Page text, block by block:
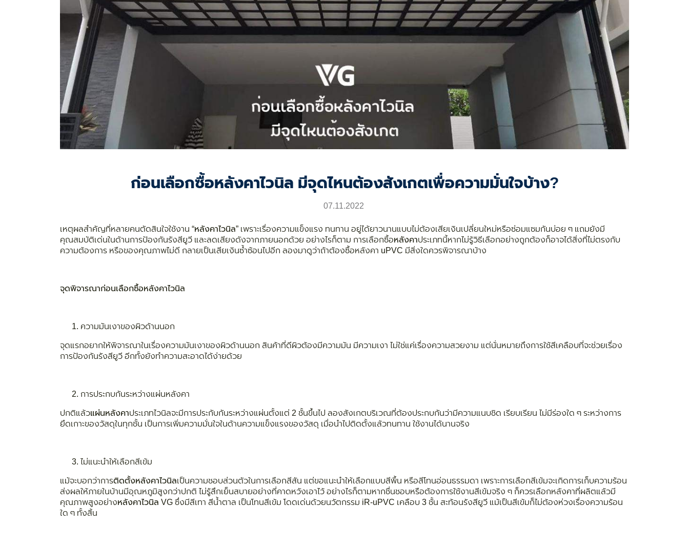
ก่อนเลือกซื้อหลังคาไวนิล มีจุดไหนต้องสังเกตเพื่อความมั่นใจบ้าง?
07.11.2022
เหตุผลสำคัญที่หลายคนตัดสินใจใช้งาน “หลังคาไวนิล” เพราะเรื่องความแข็งแรง ทนทาน อยู่ได้ยาวนานแบบไม่ต้องเสียเงินเปลี่ยนใหม่หรือซ่อมแซมกันบ่อย ๆ แถมยังมี
คุณสมบัติเด่นในด้านการป้องกันรังสียูวี และลดเสียงดังจากภายนอกด้วย อย่างไรก็ตาม การเลือกซื้อหลังคาประเภทนี้หากไม่รู้วิธีเลือกอย่างถูกต้องก็อาจได้สิ่งที่ไม่ตรงกับ
ความต้องการ หรือของคุณภาพไม่ดี กลายเป็นเสียเงินซ้ำซ้อนไปอีก ลองมาดูว่าถ้าต้องซื้อหลังคา uPVC มีสิ่งใดควรพิจารณาบ้าง
จุดพิจารณาก่อนเลือกซื้อหลังคาไวนิล
ความมันเงาของผิวด้านนอก
จุดแรกอยากให้พิจารณาในเรื่องความมันเงาของผิวด้านนอก สินค้าที่ดีผิวต้องมีความมัน มีความเงา ไม่ใช่แค่เรื่องความสวยงาม แต่นั่นหมายถึงการใช้สีเคลือบที่จะช่วยเรื่อง
การป้องกันรังสียูวี อีกทั้งยังทำความสะอาดได้ง่ายด้วย
การประกบกันระหว่างแผ่นหลังคา
ปกติแล้วแผ่นหลังคาประเภทไวนิลจะมีการประกับกันระหว่างแผ่นตั้งแต่ 2 ชั้นขึ้นไป ลองสังเกตบริเวณที่ต้องประกบกันว่ามีความแนบชิด เรียบเรียน ไม่มีร่องใด ๆ ระหว่างการ
ยึดเกาะของวัสดุในทุกชั้น เป็นการเพิ่มความมั่นใจในด้านความแข็งแรงของวัสดุ เมื่อนำไปติดตั้งแล้วทนทาน ใช้งานได้นานจริง
ไม่แนะนำให้เลือกสีเข้ม
แม้จะบอกว่าการติดตั้งหลังคาไวนิลเป็นความชอบส่วนตัวในการเลือกสีสัน แต่ขอแนะนำให้เลือกแบบสีพื้น หรือสีโทนอ่อนธรรมดา เพราะการเลือกสีเข้มจะเกิดการเก็บความร้อน
ส่งผลให้ภายในบ้านมีอุณหภูมิสูงกว่าปกติ ไม่รู้สึกเย็นสบายอย่างที่คาดหวังเอาไว้ อย่างไรก็ตามหากชื่นชอบหรือต้องการใช้งานสีเข้มจริง ๆ ก็ควรเลือกหลังคาที่ผลิตแล้วมี
คุณภาพสูงอย่างหลังคาไวนิล VG ซึ่งมีสีเทา สีน้ำตาล เป็นโทนสีเข้ม โดดเด่นด้วยนวัตกรรม iR-uPVC เคลือบ 3 ชั้น สะท้อนรังสียูวี แม้เป็นสีเข้มก็ไม่ต้องห่วงเรื่องความร้อน
ใด ๆ ทั้งสิ้น